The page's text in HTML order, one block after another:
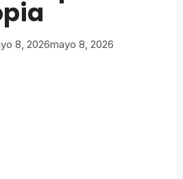
8, 2026mayo 8, 2026